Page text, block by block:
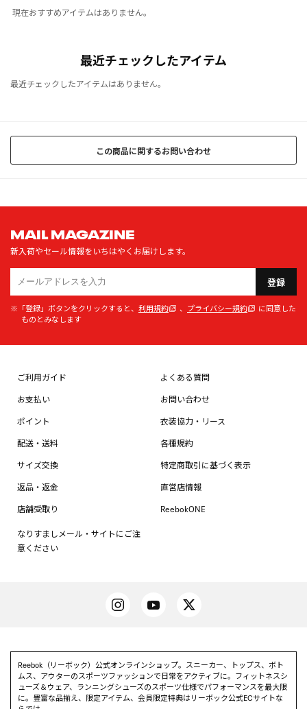
現在おすすめアイテムはありません。
最近チェックしたアイテム
最近チェックしたアイテムはありません。
この商品に関するお問い合わせ
MAIL MAGAZINE
新入荷やセール情報をいちはやくお届けします。
登録
※「登録」ボタンをクリックすると、 利用規約 、 プライバシー規約
に同意した
ものとみなします
ご利用ガイド
お支払い
ポイント
配送・送料
サイズ交換
返品・返金
店舗受取り
なりすましメール・サイトにご注
意ください
よくある質問
お問い合わせ
衣装協力・リース
各種規約
特定商取引に基づく表示
直営店情報
ReebokONE
Reebok（リーボック）公式オンラインショップ。スニーカー、トップス、ボト
ムス、アウターのスポーツファッションで日常をアクティブに。フィットネスシ
ューズ＆ウェア、ランニングシューズのスポーツ仕様でパフォーマンスを最大限
に。豊富な品揃え、限定アイテム、会員限定特典はリーボック公式ECサイトな